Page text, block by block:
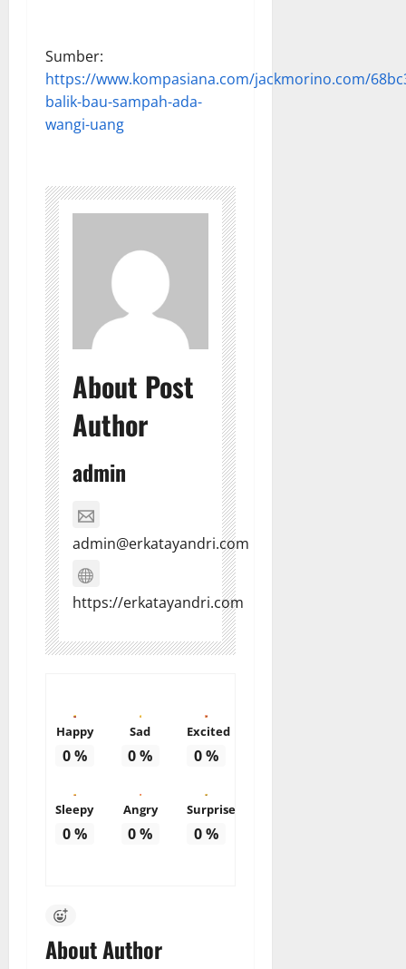
Sumber:
https://www.kompasiana.com/jackmorino.com/
balik-bau-sampah-ada-
wangi-uang
About Post
Author
admin
admin@erkatayandri.com
https://erkatayandri.com
Happy
0%
Sad
0%
Excited
0%
Sleepy
0%
Angry
0%
Surprise
0%
About Author